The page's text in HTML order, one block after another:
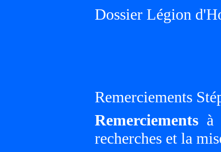
Dossier Légion
Remerciements
Remerciements à
recherches et la